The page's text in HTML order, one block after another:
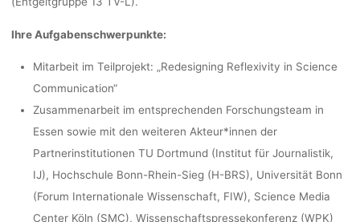
Ihre Aufgabenschwerpunkte:
Mitarbeit im Teilprojekt: „Redesigning Reflexivity in Science
Communication“
Zusammenarbeit im entsprechenden Forschungsteam in
Essen sowie mit den weiteren Akteur*innen der
Partnerinstitutionen TU Dortmund (Institut für Journalistik,
IJ), Hochschule Bonn-Rhein-Sieg (H-BRS), Universität Bonn
(Forum Internationale Wissenschaft, FIW), Science Media
Center Köln (SMC), Wissenschaftspressekonferenz (WPK)